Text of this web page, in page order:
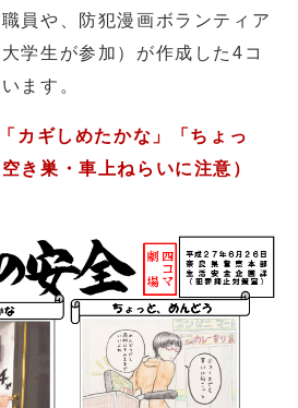
員や、防犯漫画ボランティア
大学生が参加）が作成した4コ
ます。
ギしめたかな」「ちょっ
き巣・車上ねらいに注意）